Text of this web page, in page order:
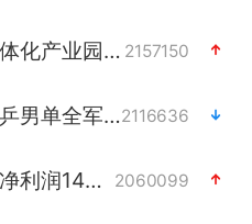
全球首个长时储能一体化产业园量产 2157150
陈垣宇0-3张禹珍 国乒男单全军覆没2116636
中巨芯：上半年归母净利润1405.77万元 2060099